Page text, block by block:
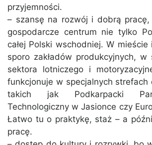
przyjemności.
– szansę na rozwój i dobrą
gospodarcze centrum nie tylko
całej Polski wschodniej. W mieście
sporo zakładów produkcyjnych, w
sektora lotniczego i
funkcjonuje w specjalnych strefach
takich jak Podkarpacki
Technologiczny w Jasionce czy
Łatwo tu o praktykę, staż – a
pracę.